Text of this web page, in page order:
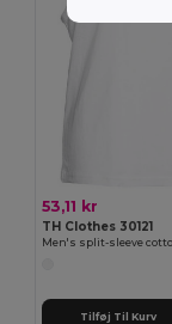
53,11 kr
TH Clothes 30121
Tilføj Til Kurv